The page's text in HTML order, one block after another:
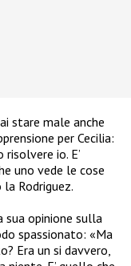
stare male anche
per Cecilia:
io. E’
uno vede le cose
Rodriguez.
sua opinione sulla
spassionato: «Ma
Era un si davvero,